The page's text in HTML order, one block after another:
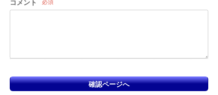
コメント 必須
確認ページへ